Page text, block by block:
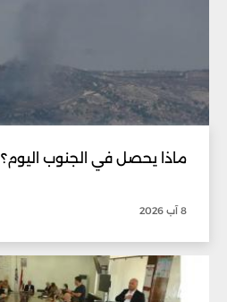
ماذا يحصل في الجنوب اليوم؟
8 آب 2026